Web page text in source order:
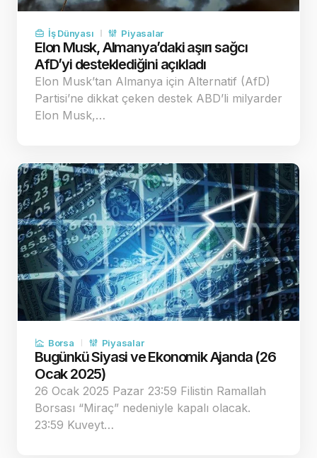
İş Dünyası Piyasalar
Elon Musk, Almanya’daki aşırı sağcı
AfD’yi desteklediğini açıkladı
Elon Musk’tan Almanya için Alternatif (AfD)
Partisi’ne dikkat çeken destek ABD’li milyarder
Elon Musk,…
Borsa Piyasalar
Bugünkü Siyasi ve Ekonomik Ajanda (26
Ocak 2025)
26 Ocak 2025 Pazar 23:59 Filistin Ramallah
Borsası “Miraç” nedeniyle kapalı olacak.
23:59 Kuveyt…